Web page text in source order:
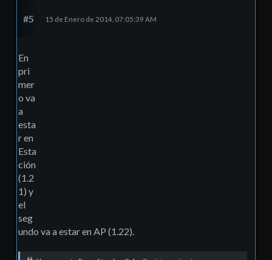
#5 15 de Enero de 2014, 07:05:39 AM
En
pri
mer
o va
a
esta
r en
Esta
ción
(1.2
1) y
el
seg
undo va a estar en AP (1.22).